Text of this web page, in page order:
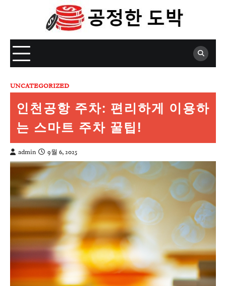
UNCATEGORIZED
인천공항 주차: 편리하게 이용하
는 스마트 주차 꿀팁!
admin 9월 6, 2025